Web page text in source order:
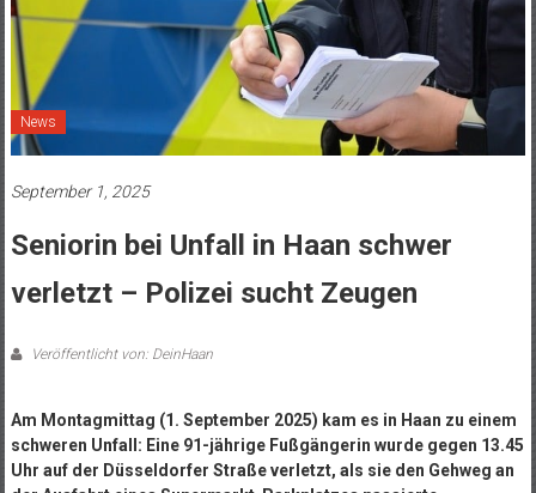
News
September 1, 2025
Seniorin bei Unfall in Haan schwer
verletzt – Polizei sucht Zeugen
Veröffentlicht von: DeinHaan
Am Montagmittag (1. September 2025) kam es in Haan zu einem
schweren Unfall: Eine 91-jährige Fußgängerin wurde gegen 13.45
Uhr auf der Düsseldorfer Straße verletzt, als sie den Gehweg an